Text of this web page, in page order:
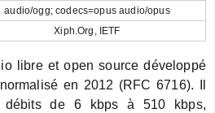
audio/ogg; codecs=opus audio/opus
Xiph.Org, IETF
libre et open source développé
en 2012 (RFC 6716). Il
débits de 6 kbps à 510 kbps,